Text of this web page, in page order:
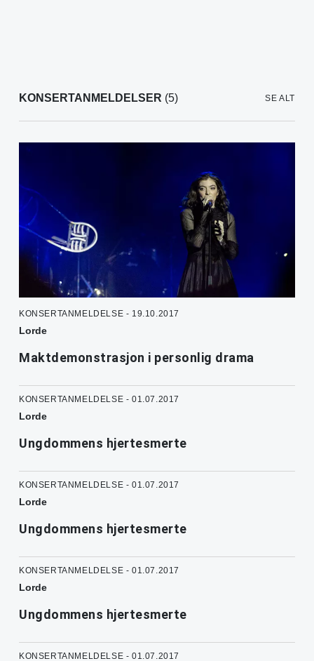
KONSERTANMELDELSER (5) SE ALT
KONSERTANMELDELSE - 19.10.2017
Lorde
Maktdemonstrasjon i personlig drama
KONSERTANMELDELSE - 01.07.2017
Lorde
Ungdommens hjertesmerte
KONSERTANMELDELSE - 01.07.2017
Lorde
Ungdommens hjertesmerte
KONSERTANMELDELSE - 01.07.2017
Lorde
Ungdommens hjertesmerte
KONSERTANMELDELSE - 01.07.2017